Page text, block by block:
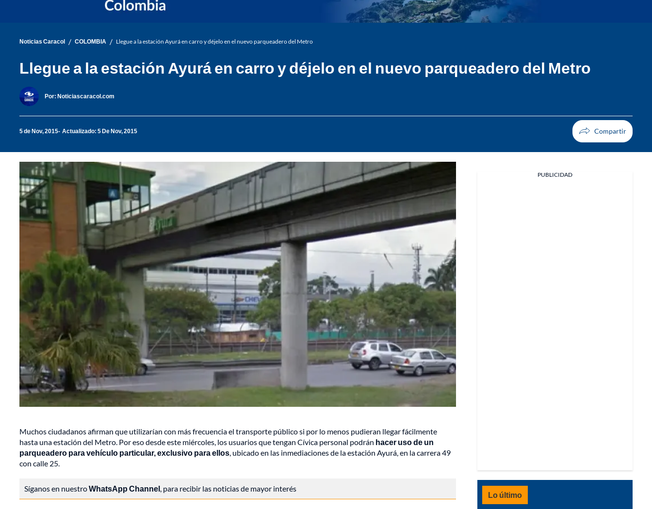
Noticias Caracol / COLOMBIA / Llegue a la estación Ayurá en carro y déjelo en el nuevo parqueadero del Metro
Llegue a la estación Ayurá en carro y déjelo en el nuevo parqueadero del Metro
Por: Noticiascaracol.com
5 de Nov, 2015 Actualizado: 5 De Nov, 2015
Muchos ciudadanos afirman que utilizarían con más frecuencia el transporte público si por lo menos pudieran llegar fácilmente
hasta una estación del Metro. Por eso desde este miércoles, los usuarios que tengan Cívica personal podrán hacer uso de un
parqueadero para vehículo particular, exclusivo para ellos, ubicado en las inmediaciones de la estación Ayurá, en la carrera 49
con calle 25.
Síganos en nuestroWhatsApp Channel, para recibir las noticias de mayor interés
PUBLICIDAD
Lo último